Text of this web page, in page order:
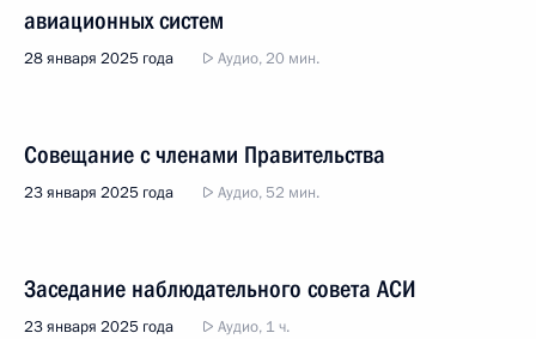
авиационных систем
28 января 2025 года Аудио, 20 мин.
Совещание с членами Правительства
23 января 2025 года Аудио, 52 мин.
Заседание наблюдательного совета АСИ
23 января 2025 года Аудио, 1 ч.